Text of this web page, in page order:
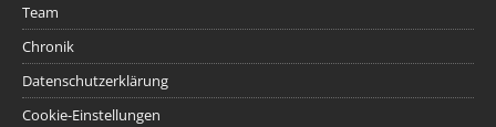
Team
Chronik
Datenschutzerklärung
Cookie-Einstellungen